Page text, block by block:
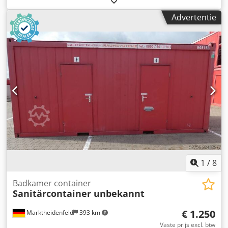
= Aanvullende informatie = Algemene informatie Bouwjaar:
maart 2026 Modeljaar: 2026 Afmetingen Afmetingen (l x b
x h): 120 x 220 x 226 cm Gewichten Ledig gewicht: 670 kg
Laadvermogen: 2.330 kg Dodpfx Acezn Uqkohjwa Maximaal
toegestaan gewicht: 3.000 kg Staat Algemene staat: zeer
goed Technische staat: zeer goed Optische staat: zeer
goed Productveiligheid Fabrikant: Shanghai Shengji
Advertentie
1 /8
Marktheidenfeld 393 km
Badkamer container
Sanitärcontainer unbekannt
€ 1.250
Vaste prijs excl. btw